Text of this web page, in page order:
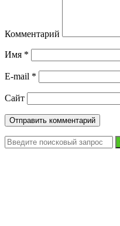
Комментарий
Имя *
E-mail *
Сайт